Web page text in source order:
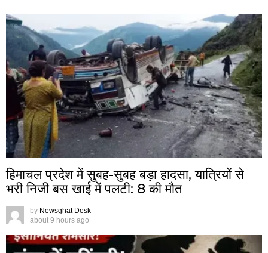
हिमाचल प्रदेश में सुबह-सुबह बड़ा हादसा, यात्रियों से
भरी निजी बस खाई में पलटी: 8 की मौत
by Newsghat Desk
about 9 hours ago